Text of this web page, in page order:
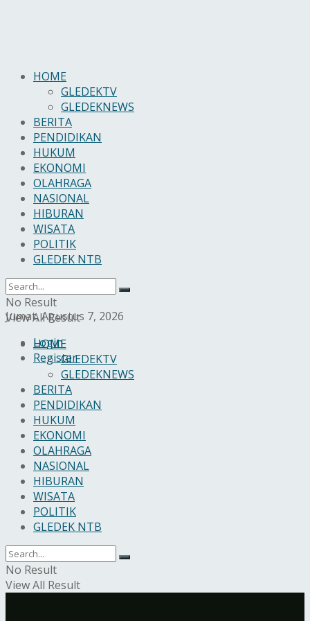
Jumat, Agustus 7, 2026
Login
Register
HOME
GLEDEKTV
GLEDEKNEWS
BERITA
PENDIDIKAN
HUKUM
EKONOMI
OLAHRAGA
NASIONAL
HIBURAN
WISATA
POLITIK
GLEDEK NTB
No Result
View All Result
HOME
GLEDEKTV
GLEDEKNEWS
BERITA
PENDIDIKAN
HUKUM
EKONOMI
OLAHRAGA
NASIONAL
HIBURAN
WISATA
POLITIK
GLEDEK NTB
No Result
View All Result